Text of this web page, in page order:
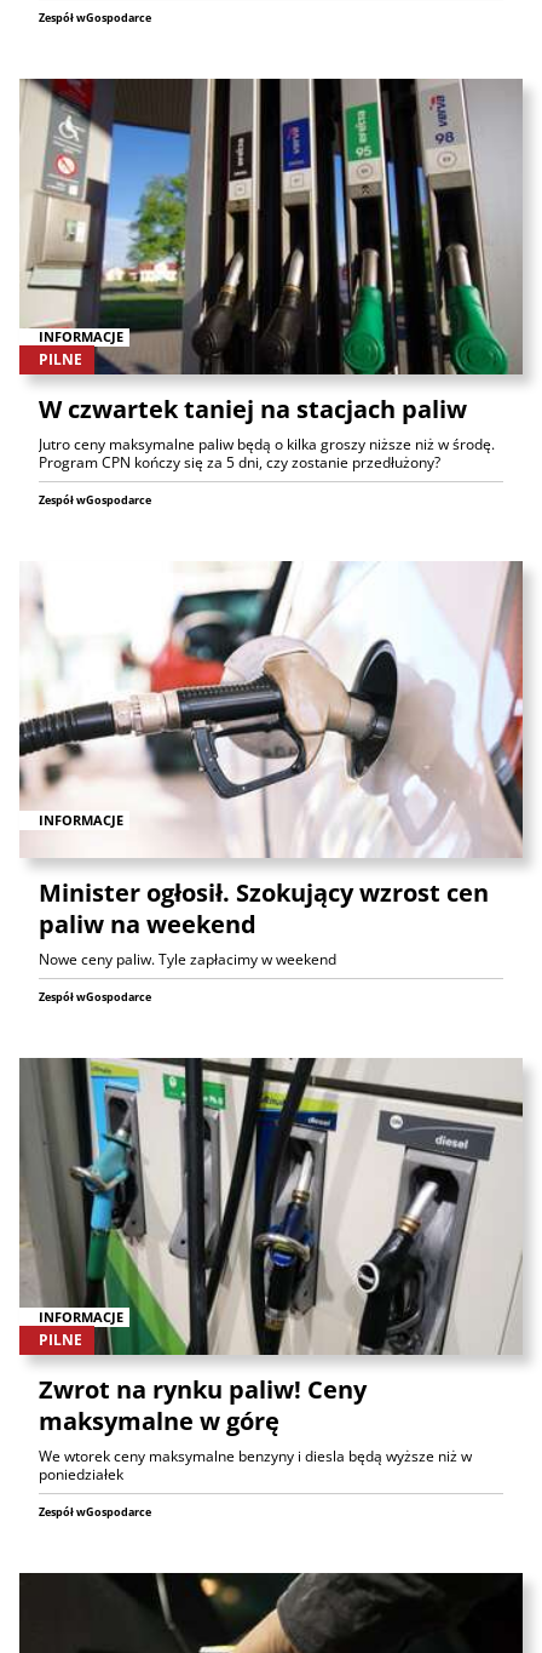
Zespół wGospodarce
INFORMACJE
PILNE
W czwartek taniej na stacjach paliw
Jutro ceny maksymalne paliw będą o kilka groszy niższe niż w środę.
Program CPN kończy się za 5 dni, czy zostanie przedłużony?
Zespół wGospodarce
INFORMACJE
Minister ogłosił. Szokujący wzrost cen
paliw na weekend
Nowe ceny paliw. Tyle zapłacimy w weekend
Zespół wGospodarce
INFORMACJE
PILNE
Zwrot na rynku paliw! Ceny
maksymalne w górę
We wtorek ceny maksymalne benzyny i diesla będą wyższe niż w
poniedziałek
Zespół wGospodarce